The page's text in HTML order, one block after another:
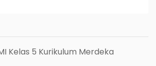
Kelas 5 Kurikulum Merdeka